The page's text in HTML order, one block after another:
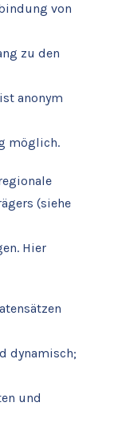
von
zu den
anonym
möglich.
(siehe
Hier
dynamisch;
und